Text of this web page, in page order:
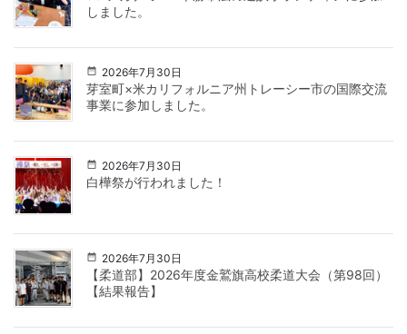
しました。
2026年7月30日
芽室町×米カリフォルニア州トレーシー市の国際交流
事業に参加しました。
2026年7月30日
白樺祭が行われました！
2026年7月30日
【柔道部】2026年度金鷲旗高校柔道大会（第98回）
【結果報告】